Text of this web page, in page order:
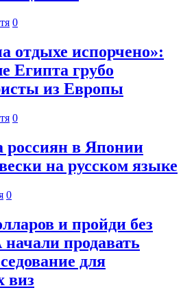
0
отдыхе испорчено»:
Египта грубо
из Европы
0
россиян в Японии
на русском языке
0
и пройди без
продавать
для
виз